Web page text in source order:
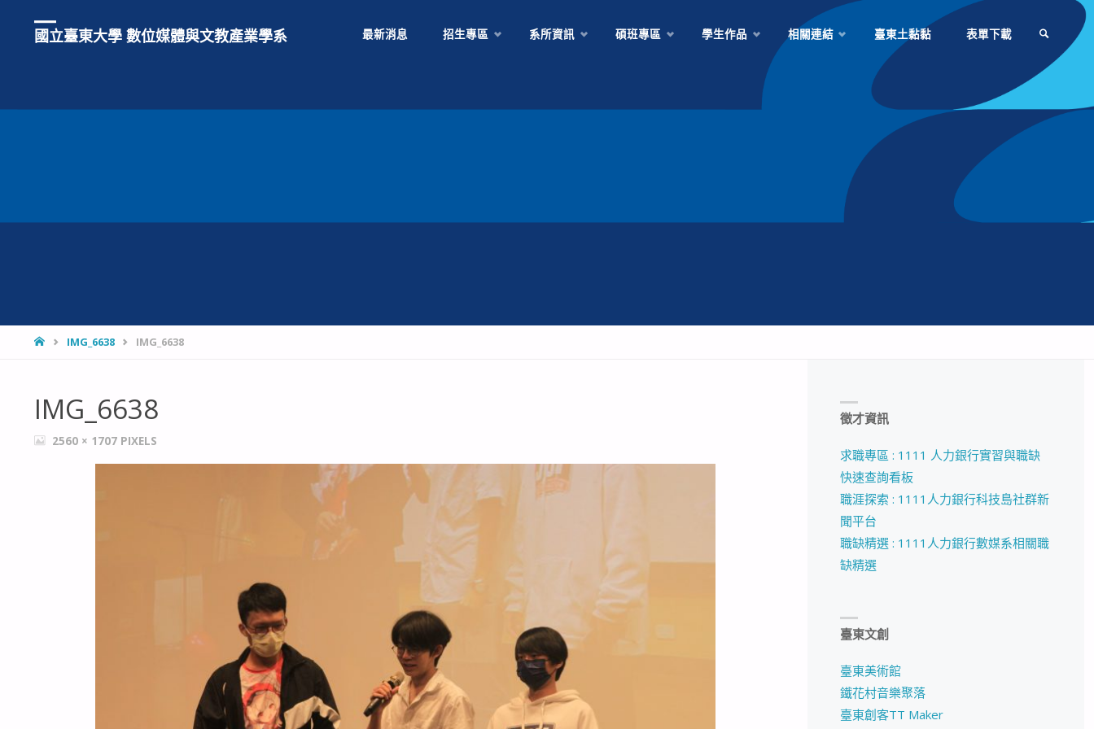
國立臺東大學 數位媒體與文教產業學系 最新消息 招生專區 系所資訊 碩班專區 學生作品 相關連結 臺東土黏黏 表單下載
HOMEIMG_6638 IMG_6638
IMG_6638
FULL2560 × 1707 PIXELS
徵才資訊
求職專區 : 1111 人力銀行實習與職缺
快速查詢看板
職涯探索 : 1111人力銀行科技島社群新
聞平台
職缺精選 : 1111人力銀行數媒系相關職
缺精選
臺東文創
臺東美術館
鐵花村音樂聚落
臺東創客TT Maker